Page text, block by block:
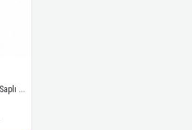
Kanca Dövme Çelik İşkence Metal Saplı 80cm